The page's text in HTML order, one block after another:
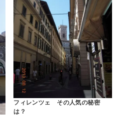
フィレンツェ その人気の秘密
は？